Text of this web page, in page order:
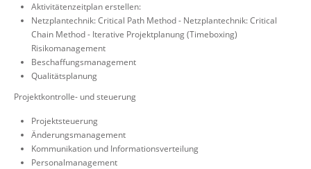
Aktivitätenzeitplan erstellen:
Netzplantechnik: Critical Path Method - Netzplantechnik: Critical
Chain Method - Iterative Projektplanung (Timeboxing)
Risikomanagement
Beschaffungsmanagement
Qualitätsplanung
Projektkontrolle- und steuerung
Projektsteuerung
Änderungsmanagement
Kommunikation und Informationsverteilung
Personalmanagement